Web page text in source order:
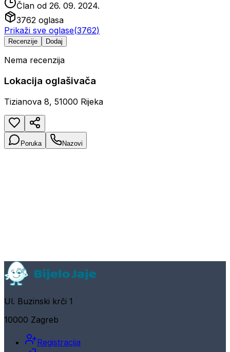
Član od 26. 09. 2024.
3762 oglasa
Prikaži sve oglase(3762)
Recenzije Dodaj
Nema recenzija
Lokacija oglašivača
Tizianova 8, 51000 Rijeka
Poruka Nazovi
Ul. Buzinski krči 1
10000 Zagreb
Registracija